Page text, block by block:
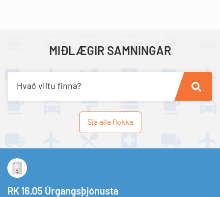
MIÐLÆGIR SAMNINGAR
Hvað viltu finna?
Sjá alla flokka
RK 16.05 Úrgangsþjónusta